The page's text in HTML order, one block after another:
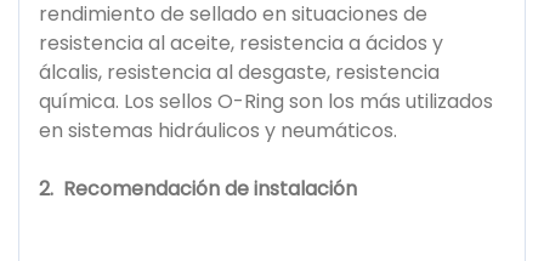
rendimiento de sellado en situaciones de
resistencia al aceite, resistencia a ácidos y
álcalis, resistencia al desgaste, resistencia
química. Los sellos O-Ring son los más utilizados
en sistemas hidráulicos y neumáticos.
2. Recomendación de instalación